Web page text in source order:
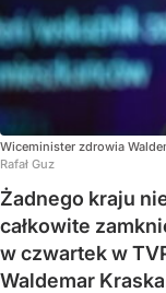
Wiceminister zdrowia
Rafał Guz
Żadnego kraju
całkowite
w czwartek w
Waldemar